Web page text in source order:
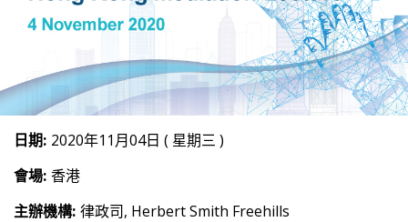
日期: 2020年11月04日 ( 星期三 )
會場: 香港
主辦機構: 律政司, Herbert Smith Freehills